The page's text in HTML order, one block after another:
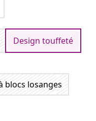
Design touffeté
blocs losanges